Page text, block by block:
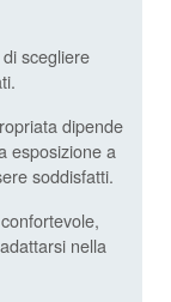
scegliere
dipende
esposizione a
soddisfatti.
nella